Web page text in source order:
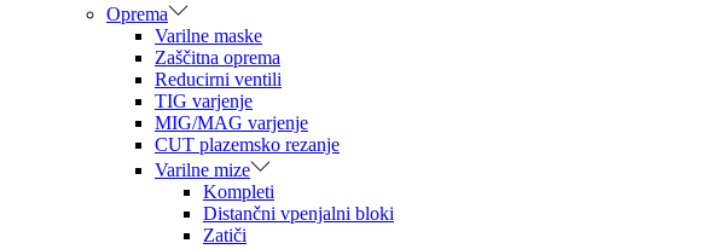
Oprema
Varilne maske
Zaščitna oprema
Reducirni ventili
TIG varjenje
MIG/MAG varjenje
CUT plazemsko rezanje
Varilne mize
Kompleti
Distančni vpenjalni bloki
Zatiči